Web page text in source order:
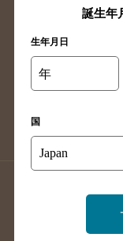
香川県
長崎県の
大分県の
誕生年
生年月日
年
国